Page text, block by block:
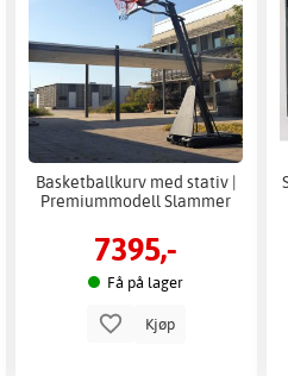
Basketballkurv med stativ |
Premiummodell Slammer
7395,-
Få på lager
Kjøp